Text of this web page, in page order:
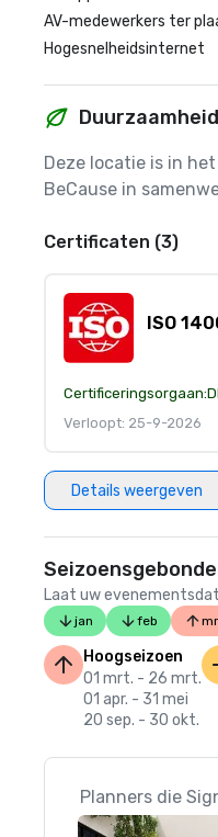
AV-medewerkers ter
Hogesnelheidsinternet
Duurzaamheid
Deze locatie is in
BeCause in
Certificaten (3)
ISO
Certificeringsorgaan:
Verloopt: 25-9-2026
Details weergeven
Laat uw
jan feb
Hoogseizoen
01 mrt. - 26 mrt.
01 apr. - 31 mei
20 sep. - 30 okt.
Planners die